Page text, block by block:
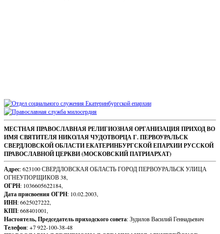
Sidebar
Footer
Content
МЕСТНАЯ ПРАВОСЛАВНАЯ РЕЛИГИОЗНАЯ ОРГАНИЗАЦИЯ ПРИХОД ВО
ИМЯ СВЯТИТЕЛЯ НИКОЛАЯ ЧУДОТВОРЦА Г. ПЕРВОУРАЛЬСК
СВЕРДЛОВСКОЙ ОБЛАСТИ ЕКАТЕРИНБУРГСКОЙ ЕПАРХИИ РУССКОЙ
ПРАВОСЛАВНОЙ ЦЕРКВИ (МОСКОВСКИЙ ПАТРИАРХАТ)
Адрес: 623100 СВЕРДЛОВСКАЯ ОБЛАСТЬ ГОРОД ПЕРВОУРАЛЬСК УЛИЦА
ОГНЕУПОРЩИКОВ 38,
ОГРН: 1036605622184,
Дата присвоения ОГРН: 10.02.2003,
ИНН: 6625027222,
КПП: 668401001,
Настоятель, Председатель приходского совета: Зудилов Василий Геннадьевич
Телефон: +7 922-100-38-48